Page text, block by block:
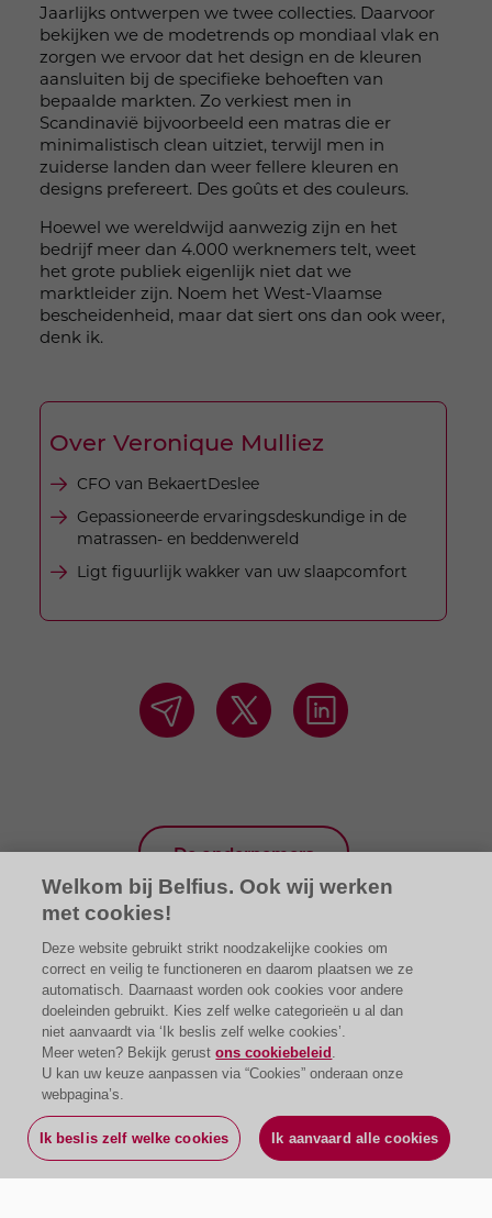
Jaarlijks ontwerpen we twee collecties. Daarvoor
bekijken we de modetrends op mondiaal vlak en
zorgen we ervoor dat het design en de kleuren
aansluiten bij de specifieke behoeften van
bepaalde markten. Zo verkiest men in
Scandinavië bijvoorbeeld een matras die er
minimalistisch clean uitziet, terwijl men in
zuiderse landen dan weer fellere kleuren en
designs prefereert. Des goûts et des couleurs.
Hoewel we wereldwijd aanwezig zijn en het
bedrijf meer dan 4.000 werknemers telt, weet
het grote publiek eigenlijk niet dat we
marktleider zijn. Noem het West-Vlaamse
bescheidenheid, maar dat siert ons dan ook weer,
denk ik.
Over Veronique Mulliez
CFO van BekaertDeslee
Gepassioneerde ervaringsdeskundige in de
matrassen- en beddenwereld
Ligt figuurlijk wakker van uw slaapcomfort
De ondernemers
Welkom bij Belfius. Ook wij werken
met cookies!
Deze website gebruikt strikt noodzakelijke cookies om
correct en veilig te functioneren en daarom plaatsen we ze
automatisch. Daarnaast worden ook cookies voor andere
doeleinden gebruikt. Kies zelf welke categorieën u al dan
niet aanvaardt via ‘Ik beslis zelf welke cookies’.
Meer weten? Bekijk gerustons cookiebeleid .
U kan uw keuze aanpassen via “Cookies” onderaan onze
webpagina’s.
Ik beslis zelf welke cookies Ik aanvaard alle cookies